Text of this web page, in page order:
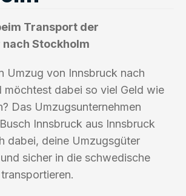
Transport der
Stockholm
Umzug von Innsbruck nach
möchtest dabei so viel Geld wie
Das Umzugsunternehmen
Innsbruck aus Innsbruck
dabei, deine Umzugsgüter
sicher in die schwedische